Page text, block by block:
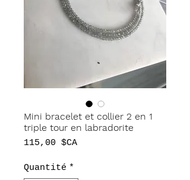
Mini bracelet et collier 2 en 1
triple tour en labradorite
115,00 $CAPrix
Quantité *